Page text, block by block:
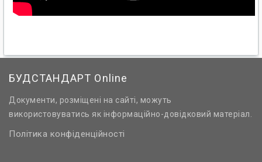
БУДСТАНДАРТ Online
Документи, розміщені на сайті, можуть
використовуватись як інформаційно-довідковий матеріал.
Політика конфіденційності